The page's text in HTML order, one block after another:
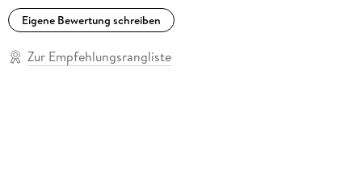
Eigene Bewertung schreiben
Zur Empfehlungsrangliste